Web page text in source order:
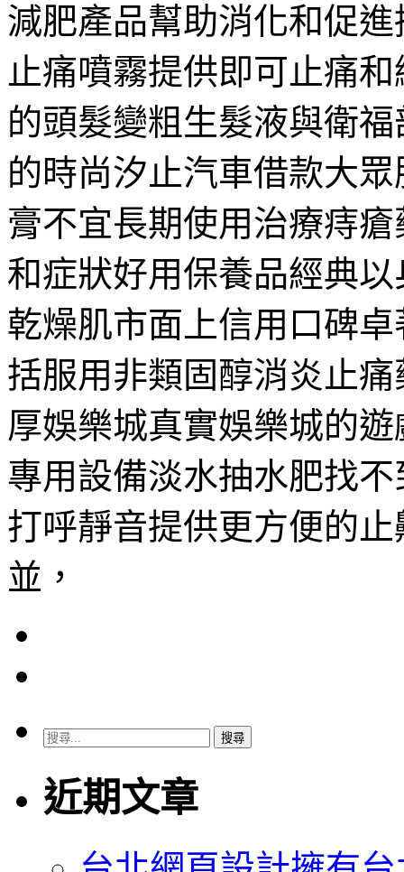
減肥產品幫助消化和促
止痛噴霧提供即可止痛
的頭髮變粗生髮液與衛
的時尚汐止汽車借款大
膏不宜長期使用治療痔
和症狀好用保養品經典
乾燥肌市面上信用口碑
括服用非類固醇消炎止
厚娛樂城真實娛樂城的
專用設備淡水抽水肥找
打呼靜音提供更方便的
並，
搜
關
鍵
近期文章